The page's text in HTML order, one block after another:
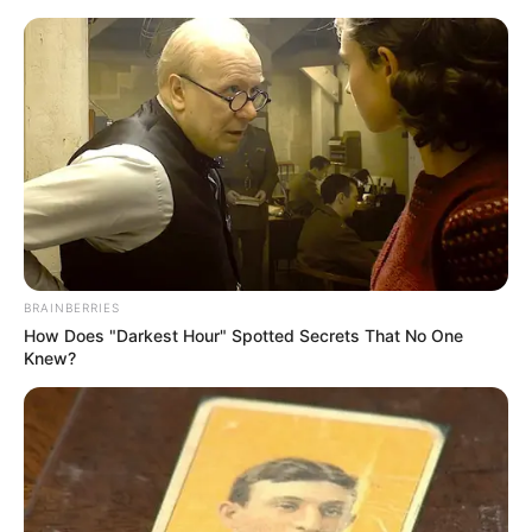
Skip
Menu
BRAINBERRIES
How Does "Darkest Hour" Spotted Secrets That No One
Knew?